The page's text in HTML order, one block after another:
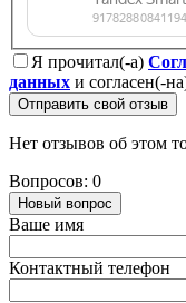
Я прочитал(-а)
данных и согласен(-
Отправить свой отзыв
Нет отзывов об этом
Вопросов: 0
Новый вопрос
Ваше имя
Контактный телефон